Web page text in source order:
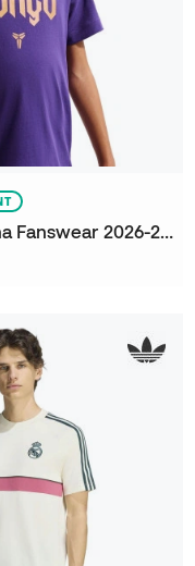
T-Shirt Fc Barcelona Fanswear 2026-2027 Niño